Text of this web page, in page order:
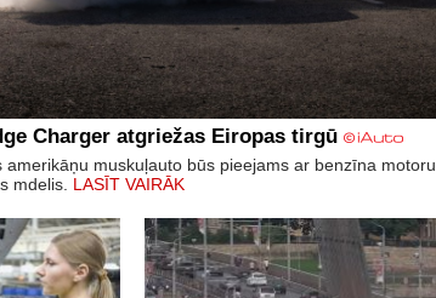
Charger atgriežas Eiropas tirgū
muskuļauto būs pieejams ar benzīna motoru
mdelis. LASĪT VAIRĀK